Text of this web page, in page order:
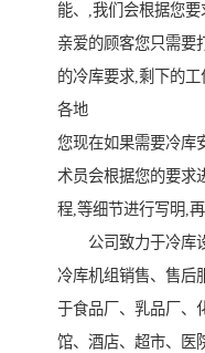
能、,我们会根据您要
亲爱的顾客您只需要
的冷库要求,剩下的
各地
您现在如果需要冷库
术员会根据您的要求
程,等细节进行写明,
公司致力于冷库设
冷库机组销售、售后
于食品厂、乳品厂、
馆、酒店、超市、医